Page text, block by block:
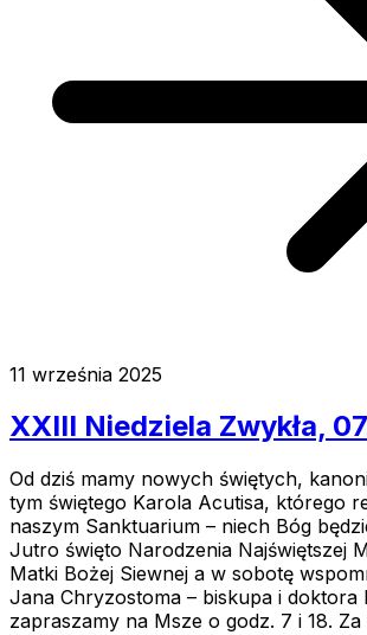
11 września 2025
XXIII Niedziela Zwykła,
Od dziś mamy nowych świętych,
tym świętego Karola Acutisa, którego
naszym Sanktuarium – niech Bóg
Jutro święto Narodzenia Najświętszej
Matki Bożej Siewnej a w sobotę
Jana Chryzostoma – biskupa i doktora
zapraszamy na Msze o godz. 7 i 18.